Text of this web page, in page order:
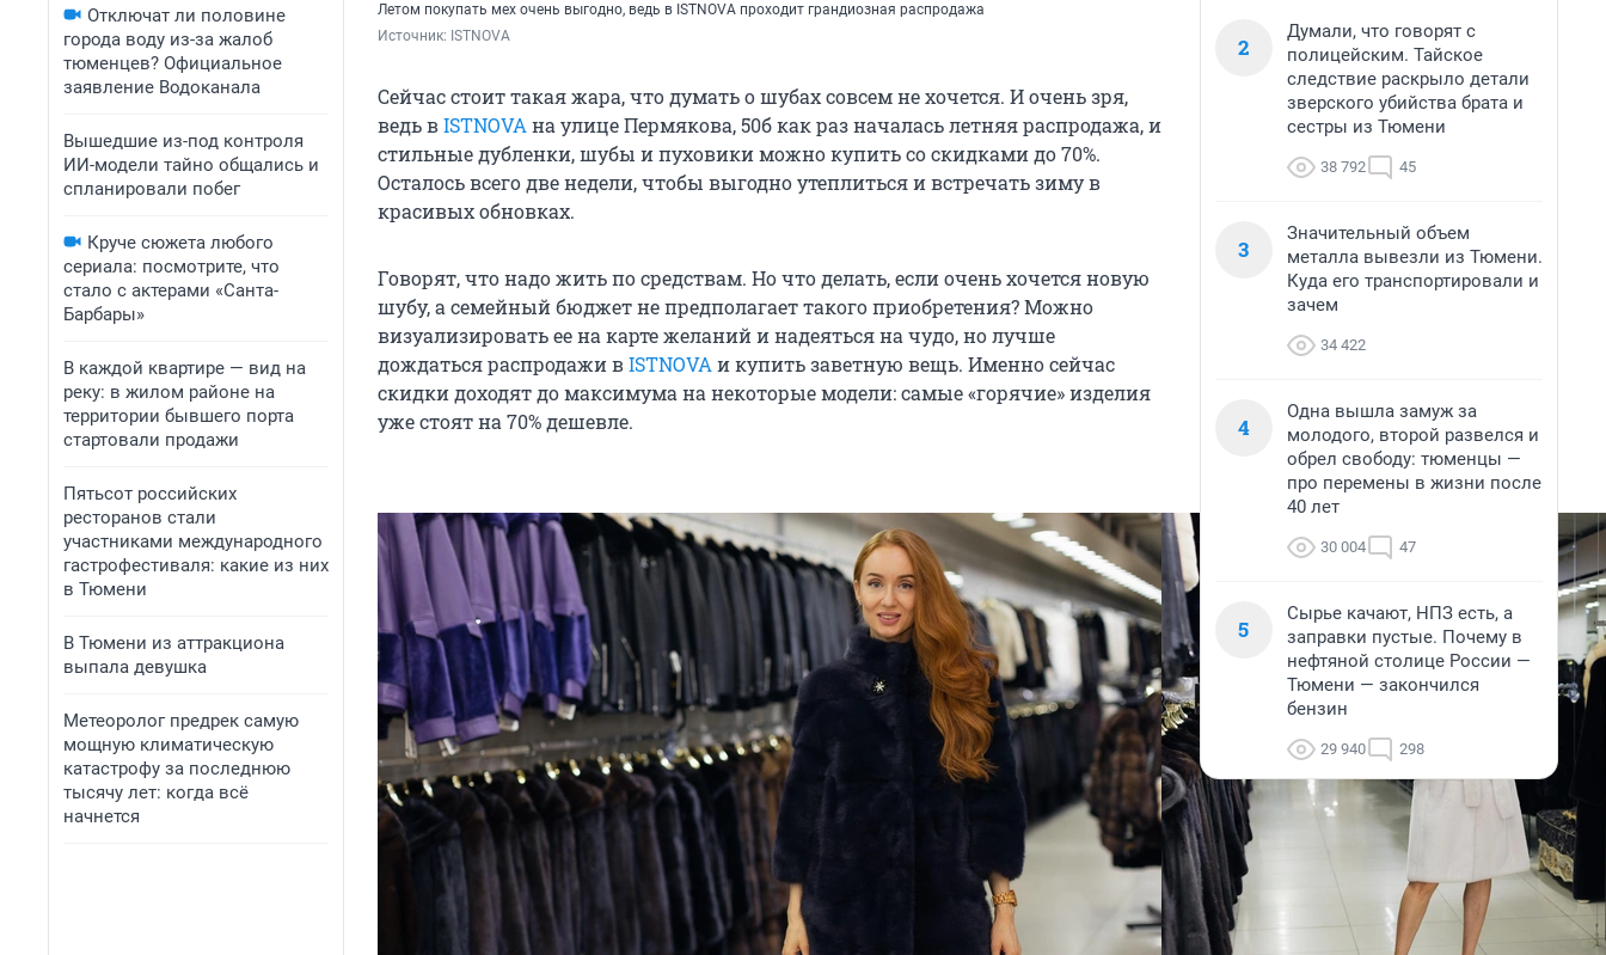
Отключат ли половине
города воду из-за жалоб
тюменцев? Официальное
заявление Водоканала
Вышедшие из-под контроля
ИИ-модели тайно общались и
спланировали побег
Круче сюжета любого
сериала: посмотрите, что
стало с актерами «Санта-
Барбары»
В каждой квартире — вид на
реку: в жилом районе на
территории бывшего порта
стартовали продажи
Пятьсот российских
ресторанов стали
участниками международного
гастрофестиваля: какие из них
в Тюмени
В Тюмени из аттракциона
выпала девушка
Метеоролог предрек самую
мощную климатическую
катастрофу за последнюю
тысячу лет: когда всё
начнется
Летом покупать мех очень выгодно, ведь в ISTNOVA проходит грандиозная распродажа
Источник: ISTNOVA
Сейчас стоит такая жара, что думать о шубах совсем не хочется. И очень зря,
ведь вISTNOVA на улице Пермякова, 50б как раз началась летняя распродажа, и
стильные дубленки, шубы и пуховики можно купить со скидками до 70%.
Осталось всего две недели, чтобы выгодно утеплиться и встречать зиму в
красивых обновках.
Говорят, что надо жить по средствам. Но что делать, если очень хочется новую
шубу, а семейный бюджет не предполагает такого приобретения? Можно
визуализировать ее на карте желаний и надеяться на чудо, но лучше
дождаться распродажи вISTNOVA и купить заветную вещь. Именно сейчас
скидки доходят до максимума на некоторые модели: самые «горячие» изделия
уже стоят на 70% дешевле.
2
Думали, что говорят с
полицейским. Тайское
следствие раскрыло детали
зверского убийства брата и
сестры из Тюмени
38 792 45
3
Значительный объем
металла вывезли из Тюмени.
Куда его транспортировали и
зачем
34 422
4
Одна вышла замуж за
молодого, второй развелся и
обрел свободу: тюменцы —
про перемены в жизни после
40 лет
30 004 47
5
Сырье качают, НПЗ есть, а
заправки пустые. Почему в
нефтяной столице России —
Тюмени — закончился
бензин
29 940 298